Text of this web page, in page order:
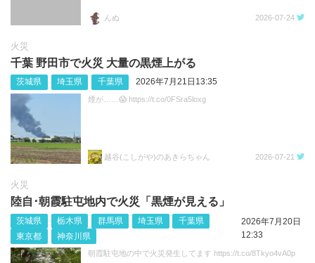
んぬ 2026-07-24
火災
千葉 野田市で火災 大量の黒煙上がる
茨城県 埼玉県 千葉県 2026年7月21日13:35
煙が……😱 https://t.co/0FSra5loxg
越谷(こしがや)のあきらちゃん 2026-07-21
火災
陸自･朝霞駐屯地内で火災「黒煙が見える」
茨城県 栃木県 群馬県 埼玉県
千葉県
東京都
神奈川県
2026年7月20日
12:33
朝霞駐屯地の中で火災発生してます https://t.co/8Tkyo4vA0p